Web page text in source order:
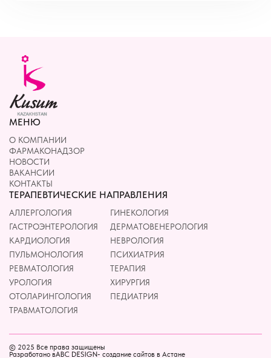
МЕНЮ
О КОМПАНИИ
ФАРМАКОНАДЗОР
НОВОСТИ
ВАКАНСИИ
КОНТАКТЫ
ТЕРАПЕВТИЧЕСКИЕ НАПРАВЛЕНИЯ
АЛЛЕРГОЛОГИЯ
ГИНЕКОЛОГИЯ
ГАСТРОЭНТЕРОЛОГИЯ
ДЕРМАТОВЕНЕРОЛОГИЯ
КАРДИОЛОГИЯ
НЕВРОЛОГИЯ
ПУЛЬМОНОЛОГИЯ
ПСИХИАТРИЯ
РЕВМАТОЛОГИЯ
ТЕРАПИЯ
УРОЛОГИЯ
ХИРУРГИЯ
ОТОЛАРИНГОЛОГИЯ
ПЕДИАТРИЯ
ТРАВМАТОЛОГИЯ
Разработано в - создание сайтов в Астане
© 2025 Все права защищены